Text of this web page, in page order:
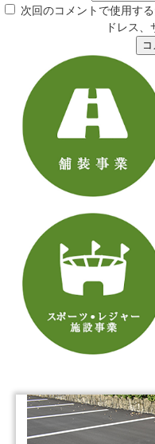
次回のコメントで使用す
ドレス、